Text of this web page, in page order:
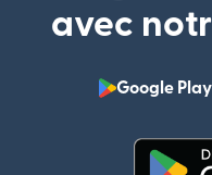
avec
Google